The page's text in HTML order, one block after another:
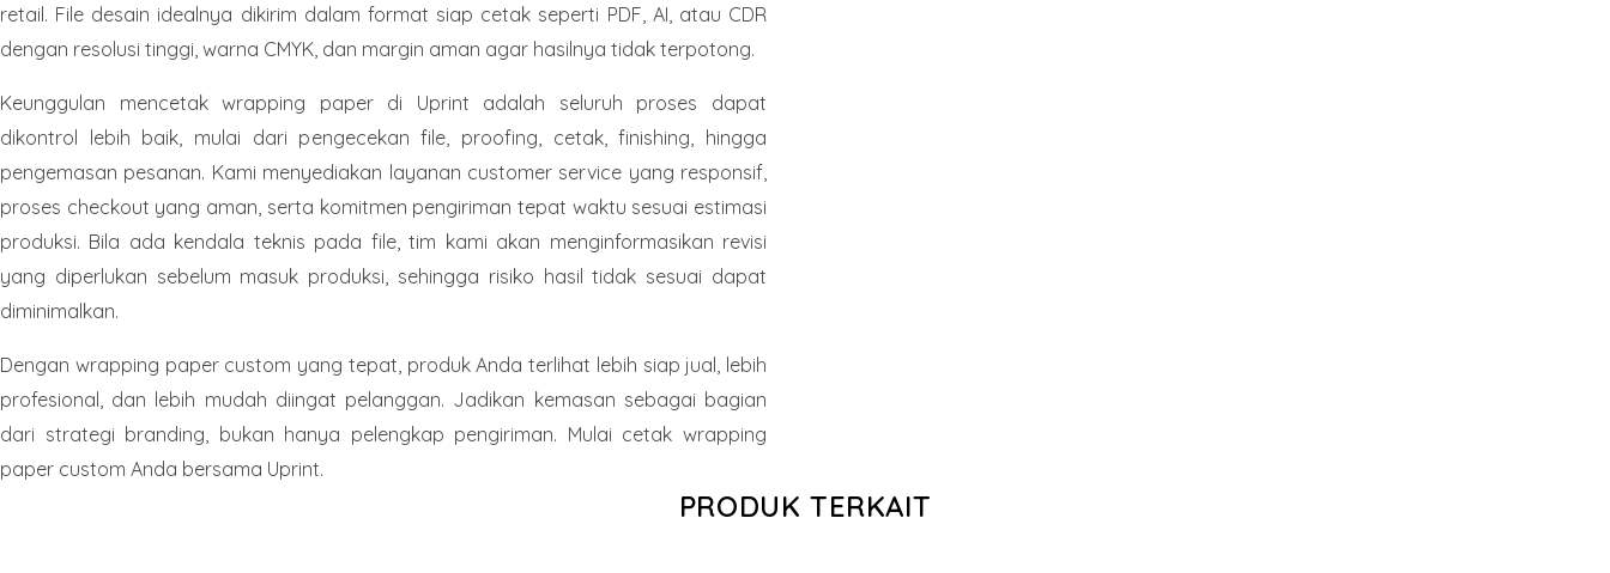
retail. File desain idealnya dikirim dalam format siap cetak seperti PDF, AI, atau CDR
dengan resolusi tinggi, warna CMYK, dan margin aman agar hasilnya tidak terpotong.
Keunggulan mencetak wrapping paper di Uprint adalah seluruh proses dapat
dikontrol lebih baik, mulai dari pengecekan file, proofing, cetak, finishing, hingga
pengemasan pesanan. Kami menyediakan layanan customer service yang responsif,
proses checkout yang aman, serta komitmen pengiriman tepat waktu sesuai estimasi
produksi. Bila ada kendala teknis pada file, tim kami akan menginformasikan revisi
yang diperlukan sebelum masuk produksi, sehingga risiko hasil tidak sesuai dapat
diminimalkan.
Dengan wrapping paper custom yang tepat, produk Anda terlihat lebih siap jual, lebih
profesional, dan lebih mudah diingat pelanggan. Jadikan kemasan sebagai bagian
dari strategi branding, bukan hanya pelengkap pengiriman. Mulai cetak wrapping
paper custom Anda bersama Uprint.
PRODUK TERKAIT